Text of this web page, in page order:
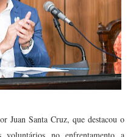
Juan Santa Cruz, que destacou o